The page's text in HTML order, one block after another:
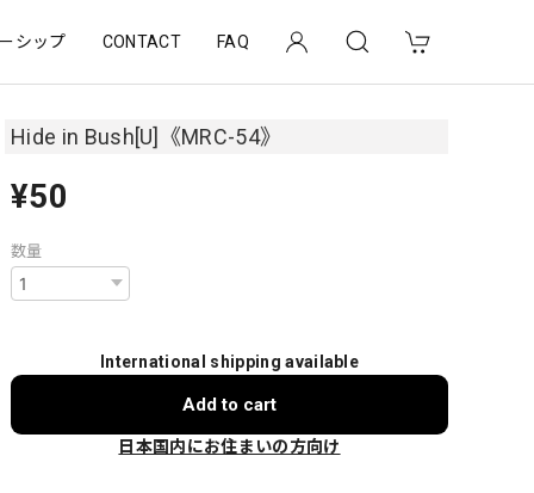
シップ CONTACT FAQ
Hide in Bush[U]《MRC-54》
¥50
数量
International shipping available
Add to cart
日本国内にお住まいの方向け